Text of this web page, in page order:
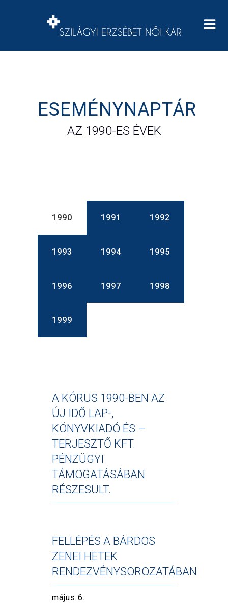
ESEMÉNYNAPTÁR
AZ 1990-ES ÉVEK
1990 1991 1992
1993 1994 1995
1996 1997 1998
1999
A KÓRUS 1990-BEN AZ
ÚJ IDŐ LAP-,
KÖNYVKIADÓ ÉS –
TERJESZTŐ KFT.
PÉNZÜGYI
TÁMOGATÁSÁBAN
RÉSZESÜLT.
FELLÉPÉS A BÁRDOS
ZENEI HETEK
RENDEZVÉNYSOROZATÁBAN
május 6.